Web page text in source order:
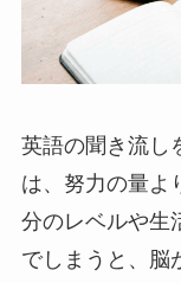
英語の聞き流し
は、努力の量よ
分のレベルや生
でしまうと、脳